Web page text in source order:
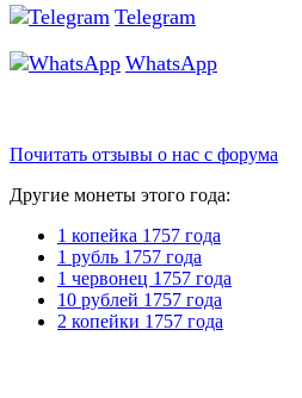
Telegram
WhatsApp
Почитать отзывы о нас с форума
Другие монеты этого года:
1 копейка 1757 года
1 рубль 1757 года
1 червонец 1757 года
10 рублей 1757 года
2 копейки 1757 года